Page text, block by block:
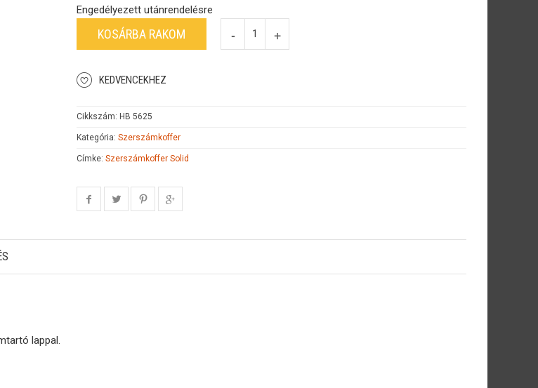
Engedélyezett utánrendelésre
KOSÁRBA RAKOM
KEDVENCEKHEZ
Cikkszám: HB 5625
Kategória: Szerszámkoffer
Címke: Szerszámkoffer Solid
lappal.